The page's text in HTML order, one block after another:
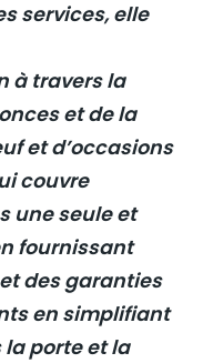
services, elle
à travers la
et de la
et d’occasions
couvre
une seule et
fournissant
des garanties
en simplifiant
porte et la